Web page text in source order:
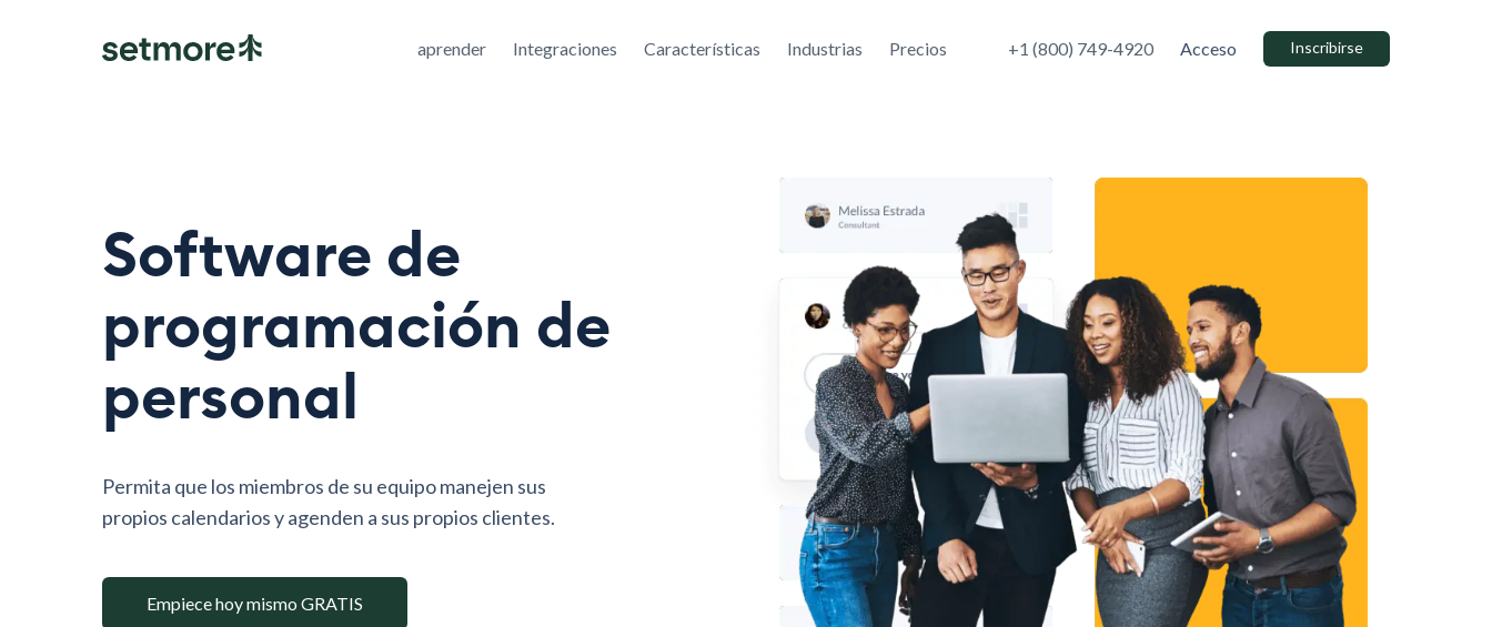
aprender Integraciones Características Industrias Precios +1 (800) 749-4920 Acceso Inscribirse
Software de
programación de
personal
Permita que los miembros de su equipo manejen sus
propios calendarios y agenden a sus propios clientes.
Empiece hoy mismo GRATIS